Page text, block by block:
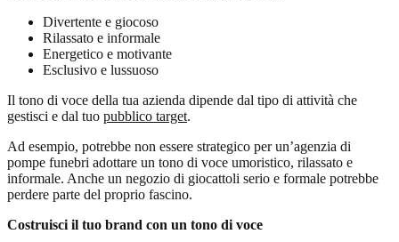
Divertente e giocoso
Rilassato e informale
Energetico e motivante
Esclusivo e lussuoso
Il tono di voce della tua azienda dipende dal tipo di attività che
gestisci e dal tuo pubblico target.
Ad esempio, potrebbe non essere strategico per un’agenzia di
pompe funebri adottare un tono di voce umoristico, rilassato e
informale. Anche un negozio di giocattoli serio e formale potrebbe
perdere parte del proprio fascino.
Costruisci il tuo brand con un tono di voce